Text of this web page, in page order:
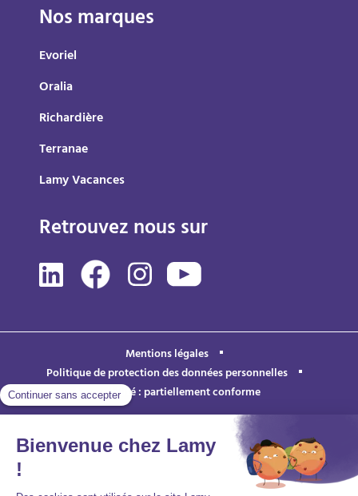
Nos marques
Evoriel
Oralia
Richardière
Terranae
Lamy Vacances
Retrouvez nous sur
Mentions légales
Politique de protection des données personnelles
Accessibilité : partiellement conforme